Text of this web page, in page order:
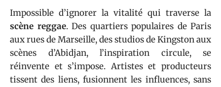
Impossible d’ignorer la vitalité qui traverse la
scène reggae. Des quartiers populaires de Paris
aux rues de Marseille, des studios de Kingston aux
scènes d’Abidjan, l’inspiration circule, se
réinvente et s’impose. Artistes et producteurs
tissent des liens, fusionnent les influences, sans